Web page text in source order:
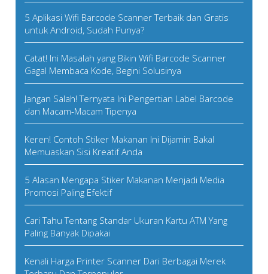
5 Aplikasi Wifi Barcode Scanner Terbaik dan Gratis
untuk Android, Sudah Punya?
Catat! Ini Masalah yang Bikin Wifi Barcode Scanner
Gagal Membaca Kode, Begini Solusinya
Jangan Salah! Ternyata Ini Pengertian Label Barcode
dan Macam-Macam Tipenya
Keren! Contoh Stiker Makanan Ini Dijamin Bakal
Memuaskan Sisi Kreatif Anda
5 Alasan Mengapa Stiker Makanan Menjadi Media
Promosi Paling Efektif
Cari Tahu Tentang Standar Ukuran Kartu ATM Yang
Paling Banyak Dipakai
Kenali Harga Printer Scanner Dari Berbagai Merek